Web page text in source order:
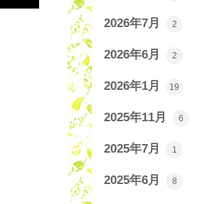
2026年7月 2
2026年6月 2
2026年1月 19
2025年11月 6
2025年7月 1
2025年6月 8